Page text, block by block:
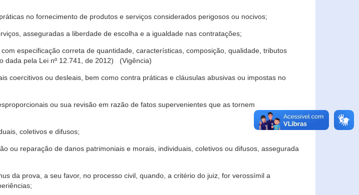
no fornecimento de produtos e serviços considerados perigosos ou nocivos;
asseguradas a liberdade de escolha e a igualdade nas contratações;
especificação correta de quantidade, características, composição, qualidade, tributos
pela Lei nº 12.741, de 2012) (Vigência)
coercitivos ou desleais, bem como contra práticas e cláusulas abusivas ou impostas no
ou sua revisão em razão de fatos supervenientes que as tornem
coletivos e difusos;
ou reparação de danos patrimoniais e morais, individuais, coletivos ou difusos, assegurada
da prova, a seu favor, no processo civil, quando, a critério do juiz, for verossímil a